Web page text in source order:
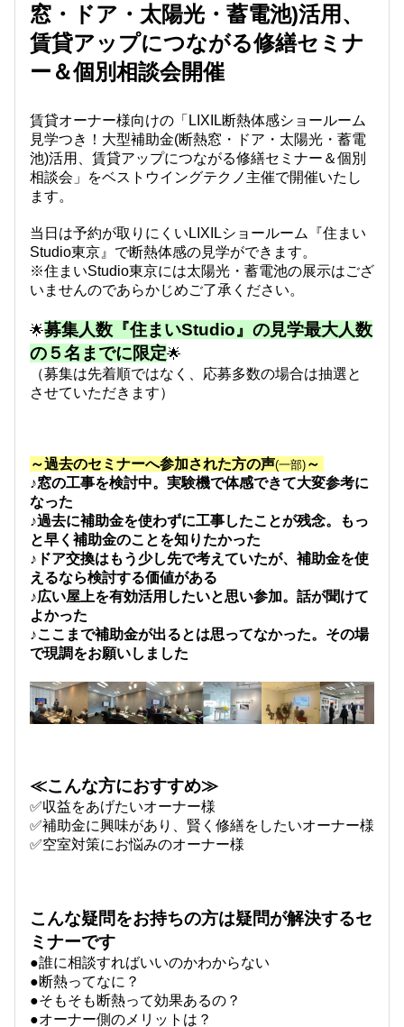
窓・ドア・太陽光・蓄電池)活用、
賃貸アップにつながる修繕セミナ
ー＆個別相談会開催
賃貸オーナー様向けの「LIXIL断熱体感ショールーム
見学つき！大型補助金(断熱窓・ドア・太陽光・蓄電
池)活用、賃貸アップにつながる修繕セミナー＆個別
相談会」をベストウイングテクノ主催で開催いたし
ます。
当日は予約が取りにくいLIXILショールーム『住まい
Studio東京』で断熱体感の見学ができます。
※住まいStudio東京には太陽光・蓄電池の展示はござ
いませんのであらかじめご了承ください。
🌟募集人数『住まいStudio』の見学最大人数
の５名までに限定🌟
（募集は先着順ではなく、応募多数の場合は抽選と
させていただきます）
～過去のセミナーへ参加された方の声(一部) ～
♪窓の工事を検討中。実験機で体感できて大変参考に
なった
♪過去に補助金を使わずに工事したことが残念。もっ
と早く補助金のことを知りたかった
♪ドア交換はもう少し先で考えていたが、補助金を使
えるなら検討する価値がある
♪広い屋上を有効活用したいと思い参加。話が聞けて
よかった
♪ここまで補助金が出るとは思ってなかった。その場
で現調をお願いしました
≪こんな方におすすめ≫
✅収益をあげたいオーナー様
✅補助金に興味があり、賢く修繕をしたいオーナー様
✅空室対策にお悩みのオーナー様
こんな疑問をお持ちの方は疑問が解決するセ
ミナーです
●誰に相談すればいいのかわからない
●断熱ってなに？
●そもそも断熱って効果あるの？
●オーナー側のメリットは？